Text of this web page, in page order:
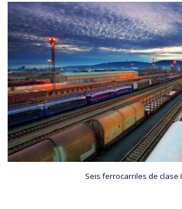
Seis ferrocarriles de clase I